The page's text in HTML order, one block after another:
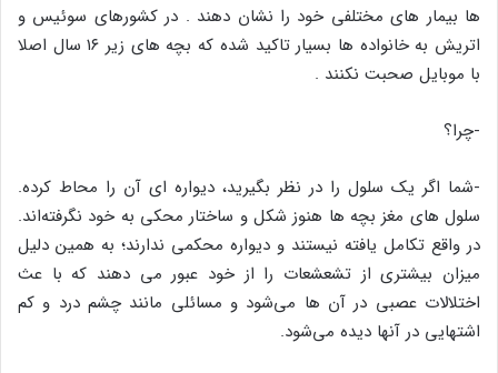
ها بیمار های مختلفی خود را نشان دهند . در کشورهای سوئیس و
اتریش به خانواده ها بسیار تاکید شده که بچه های زیر ۱۶ سال اصلا
با موبایل صحبت نکنند .
-چرا؟
-شما اگر یک سلول را در نظر بگیرید، دیواره ای آن را محاط کرده.
سلول های مغز بچه ها هنوز شکل و ساختار محکی به خود نگرفته‌اند.
در واقع تکامل یافته نیستند و دیواره محکمی ندارند؛ به همین دلیل
میزان بیشتری از تشعشعات را از خود عبور می دهند که با عث
اختلالات عصبی در آن ها می‌شود و مسائلی مانند چشم درد و کم
اشتهایی در آنها دیده می‌شود.